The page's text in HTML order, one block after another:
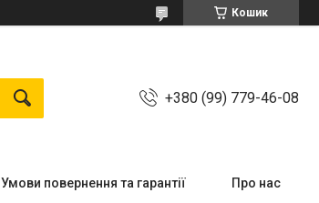
Кошик
+380 (99) 779-46-08
Умови повернення та гарантії Про нас